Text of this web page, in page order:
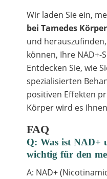
Wir laden Sie ein,
bei Tamedes
und
können, Ihre NAD+-
Entdecken Sie, wie
spezialisierten
positiven Effekten
Körper wird es
FAQ
Q: Was ist NAD+
wichtig für den
A: NAD+